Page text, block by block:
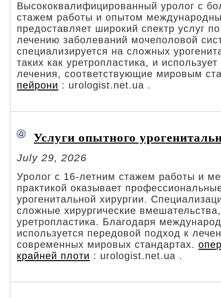
Высококвалифицированный уролог с
стажем работы и опытом
предоставляет широкий спектр услуг
лечению заболеваний мочеполовой
специализируется на сложных
таких как уретропластика, и
лечения, соответствующие мировым
пейрони : urologist.net.ua .
Услуги опытного
July 29, 2026
Уролог с 16-летним стажем работы и
практикой оказывает
урогенитальной хирургии.
сложные хирургические
уретропластика. Благодаря
используется передовой подход к
современных мировых стандартах.
крайней плоти : urologist.net.ua .